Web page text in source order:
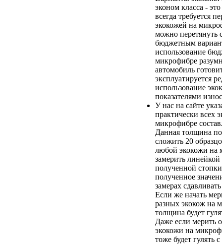
эконом класса - это
всегда требуется
экокожей на
можно перетянуть
бюджетным
использование
микрофибре
автомобиль
эксплуатируется
использование
показателями
У нас на сайте
практически всех
микрофибре
Данная толщина
сложить 20
любой экокожи на
замерить
полученной
полученное
замерах
Если же начать
разных экокож на
толщина будет
Даже если мерить
экокожи на
тоже будет гулять